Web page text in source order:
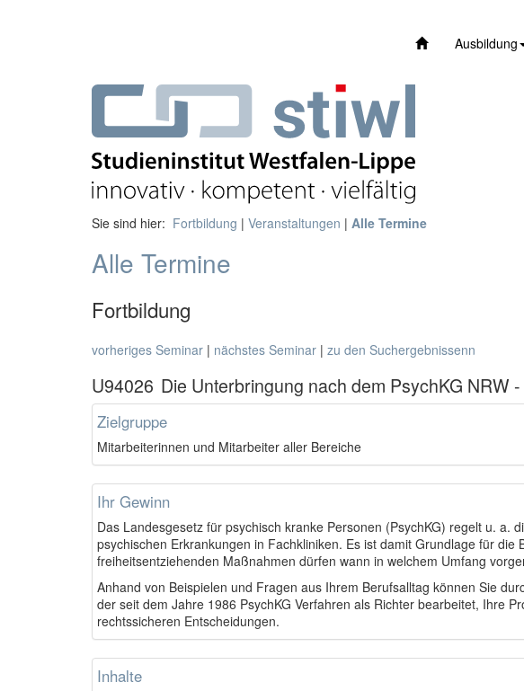
Ausbildung
Sie sind hier: Fortbildung | Veranstaltungen | Alle Termine
Alle Termine
Fortbildung
vorheriges Seminar | nächstes Seminar | zu den Suchergebnissenn
U94026 Die Unterbringung nach dem PsychKG NRW
Zielgruppe
Mitarbeiterinnen und Mitarbeiter aller Bereiche
Ihr Gewinn
Das Landesgesetz für psychisch kranke Personen (PsychKG) regelt u. a.
psychischen Erkrankungen in Fachkliniken. Es ist damit Grundlage für die
freiheitsentziehenden Maßnahmen dürfen wann in welchem Umfang
Anhand von Beispielen und Fragen aus Ihrem Berufsalltag können Sie
der seit dem Jahre 1986 PsychKG Verfahren als Richter bearbeitet, Ihre
rechtssicheren Entscheidungen.
Inhalte